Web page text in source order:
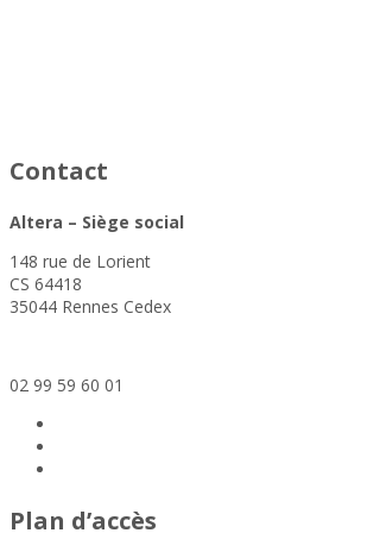
Contact
Altera – Siège social
148 rue de Lorient
CS 64418
35044 Rennes Cedex
02 99 59 60 01
Plan d’accès